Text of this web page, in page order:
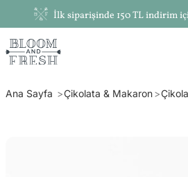
İlk siparişinde 150 TL indirim
Ana Sayfa Çikolata & Makaron